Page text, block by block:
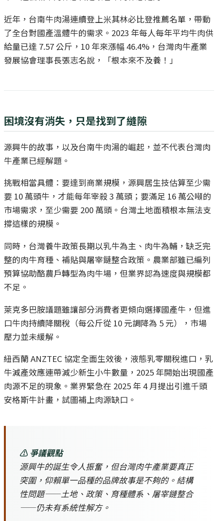
近年，台南牛肉湯連續登上米其林必比登推薦名單，帶動
了全台對國產溫體牛的需求。2023 年每人每年平均牛肉供
給量已達 7.57 公斤，10 年來漲幅 46.4%，台灣肉牛產業
發展協會理事長張志名說，「根本來不及養！」
困境沒有消失，只是找到了縫隙
源興牛的故事，以及台南牛肉湯的崛起，並不代表台灣肉
牛產業已經解題。
挑戰相當具體：要達到商業規模，源興居生技估算至少需
要 10 萬頭牛，才能每年宰殺 3 萬頭；要滿足 16 萬公噸的
市場需求，至少需要 200 萬頭。台灣土地面積根本無法支
撐這樣的規模。
同時，台灣養牛政策長期以乳牛為主、肉牛為輔，缺乏完
整的肉牛育種、補貼與屠宰鏈整合政策。農業部雖已編列
預算協助酪農戶轉型為肉牛場，但業界認為速度與規模都
不足。
萊克多巴胺議題雖讓部分消費者更傾向選擇國產牛，但進
口牛肉持續降關稅（每公斤從 10 元調降為 5 元），市場
壓力並未緩解。
紐西蘭 ANZTEC 協定全面生效後，液態乳零關稅進口，乳
牛減產效應連帶減少新生小牛數量，2025 年開始出現國產
肉源不足的現象。業界緊急在 2025 年 4 月提出引進千頭
安格斯牛計畫，試圖補上肉源缺口。
⚠️ 爭議觀點
源興牛的誕生令人振奮，但台灣肉牛產業要真正
突圍，仰賴單一品種的品牌故事是不夠的。結構
性問題——土地、政策、育種體系、屠宰鏈整合
——仍未有系統性解方。